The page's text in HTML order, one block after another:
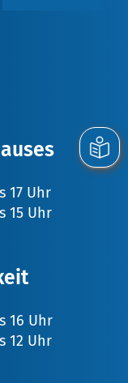
17 Uhr
15 Uhr
16 Uhr
12 Uhr